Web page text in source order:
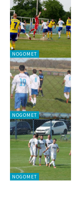
NOGOMET
NOGOMET
NOGOMET